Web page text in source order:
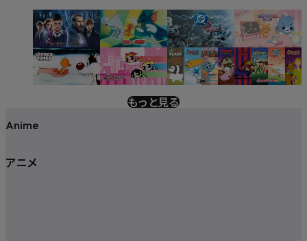
もっと見る
Anime
アニメ